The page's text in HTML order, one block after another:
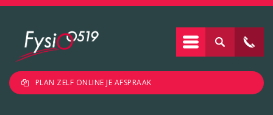
PLAN ZELF ONLINE JE AFSPRAAK